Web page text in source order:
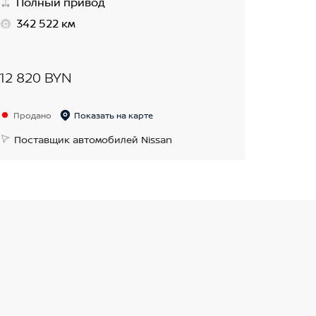
342 522 км
820 BYN
Продано Показать на карте
Поставщик автомобилей Nissan